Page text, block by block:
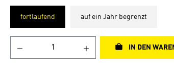
fortlaufend auf ein Jahr begrenzt
IN DEN